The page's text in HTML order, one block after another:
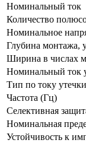
Номинальный ток
Количество
Номинальное
Глубина монтажа,
Ширина в числах
Номинальный ток
Тип по току утечки
Частота (Гц)
Селективная
Номинальная
Устойчивость к